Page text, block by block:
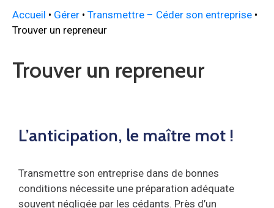
Accueil • Gérer • Transmettre – Céder son entreprise •
Trouver un repreneur
Trouver un repreneur
L’anticipation, le maître mot !
Transmettre son entreprise dans de bonnes
conditions nécessite une préparation adéquate
souvent négligée par les cédants. Près d’un